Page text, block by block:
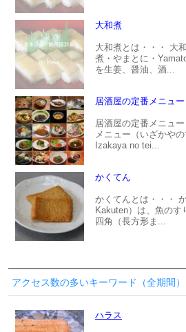
大和煮
大和煮とは・・・ 大
煮・やまとに・
を生姜、醤油、酒...
居酒屋の定番メニュー
居酒屋の定番メニュ
メニュー（いざかや
Izakaya no tei...
かくてん
かくてんとは・・・
Kakuten）は、魚のす
四角（長方形ま...
アクセス数の多いキーワード（全期間）
ハラス